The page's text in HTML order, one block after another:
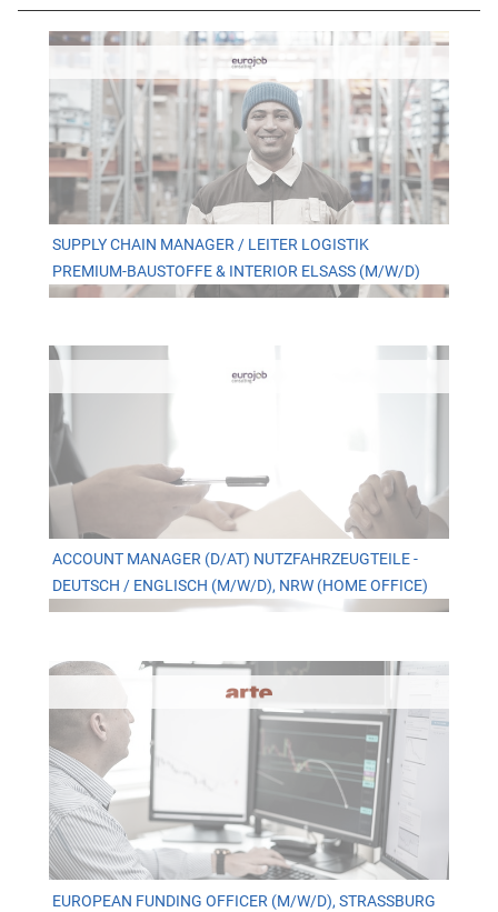
SUPPLY CHAIN MANAGER / LEITER LOGISTIK
PREMIUM-BAUSTOFFE & INTERIOR ELSASS (M/W/D)
ACCOUNT MANAGER (D/AT) NUTZFAHRZEUGTEILE -
DEUTSCH / ENGLISCH (M/W/D), NRW (HOME OFFICE)
EUROPEAN FUNDING OFFICER (M/W/D), STRASSBURG